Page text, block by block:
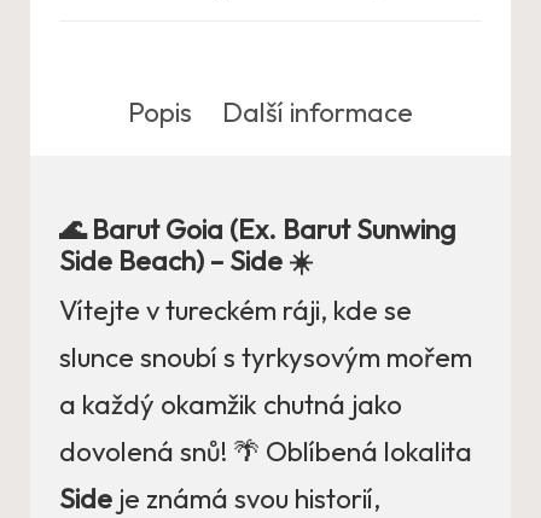
Popis Další informace
🌊 Barut Goia (Ex. Barut Sunwing
Side Beach) – Side ☀️
Vítejte v tureckém ráji, kde se
slunce snoubí s tyrkysovým mořem
a každý okamžik chutná jako
dovolená snů! 🌴 Oblíbená lokalita
Side je známá svou historií,